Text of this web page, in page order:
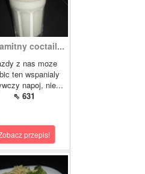
coctail...
z nas moze
ten wspanialy
napoj, nie...
⇖ 631
przepis!